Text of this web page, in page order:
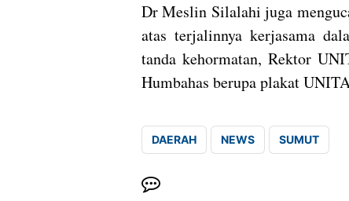
Dr Meslin Silalahi juga
atas terjalinnya kerjasama
tanda kehormatan, Rektor
Humbahas berupa plakat
DAERAH NEWS SUMUT